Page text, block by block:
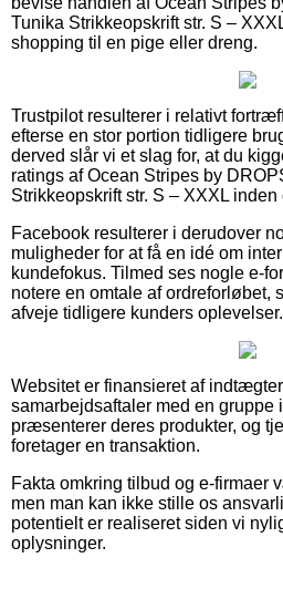
Tunika Strikkeopskrift str. S –
shopping til en pige eller dreng.
Trustpilot resulterer i relativt
efterse en stor portion tidligere
derved slår vi et slag for, at du
ratings af Ocean Stripes by
Strikkeopskrift str. S – XXXL inden
Facebook resulterer i derudover
muligheder for at få en idé om
kundefokus. Tilmed ses nogle e-
notere en omtale af ordreforløbet,
afveje tidligere kunders oplevelser.
Websitet er finansieret af
samarbejdsaftaler med en gruppe
præsenterer deres produkter, og
foretager en transaktion.
Fakta omkring tilbud og e-firmaer
men man kan ikke stille os
potentielt er realiseret siden vi
oplysninger.